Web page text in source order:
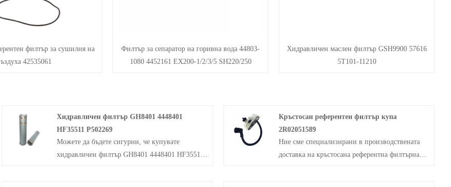
филтър за сушилня на
42535061
Филтър за сепаратор на горивна вода 44803-
1080 4452161 EX200-1/2/3/5 SH220/250
Хидравличен маслен филтър GSH9900 57616
5T101-11210
Хидравличен филтър GH8401 4448401
HF35511 P502269
Можете да бъдете сигурни, че купувате
хидравличен филтър GH8401 4448401 HF35511
Кръстосан референтен филтър купа
2R02051589
Ние сме специализирани в производствената
доставка на кръстосана референтна филтърна